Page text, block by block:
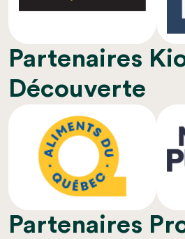
Partenaires
Découverte
Partenaires